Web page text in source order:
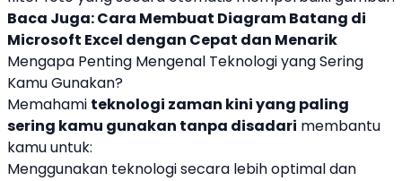
Baca Juga:Cara Membuat Diagram Batang di
Microsoft Excel dengan Cepat dan Menarik
Mengapa Penting Mengenal Teknologi yang Sering
Kamu Gunakan?
Memahami teknologi zaman kini yang paling
sering kamu gunakan tanpa disadari membantu
kamu untuk:
Menggunakan teknologi secara lebih optimal dan